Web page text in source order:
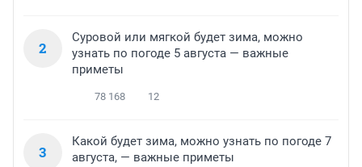
2
Суровой или мягкой будет зима, можно
узнать по погоде 5 августа — важные
приметы
78 168 12
3
Какой будет зима, можно узнать по погоде 7
августа, — важные приметы